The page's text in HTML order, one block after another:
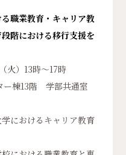
る職業教育・キャリア教
階における移行支援を
火）13時〜17時
棟13階 学部共通室
におけるキャリア教育